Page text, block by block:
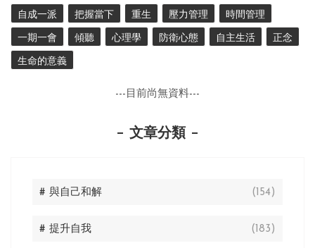
職場商業經濟
影片專區
自成一派
把握當下 重生 壓力管理 時間管理
一期一會 傾聽 心理學 防衛心態 自主生活 正念
生命的意義
---目前尚無資料---
文章分類
# 與自己和解 (154)
# 提升自我 (183)